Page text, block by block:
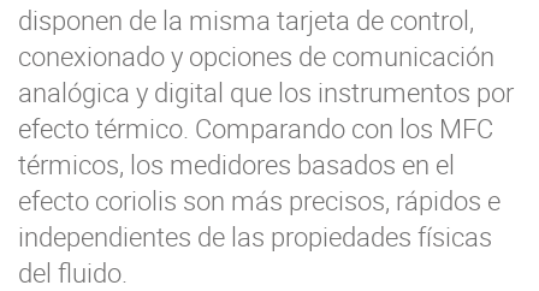
disponen de la misma tarjeta de control,
conexionado y opciones de comunicación
analógica y digital que los instrumentos por
efecto térmico. Comparando con los MFC
térmicos, los medidores basados en el
efecto coriolis son más precisos, rápidos e
independientes de las propiedades físicas
del fluido.